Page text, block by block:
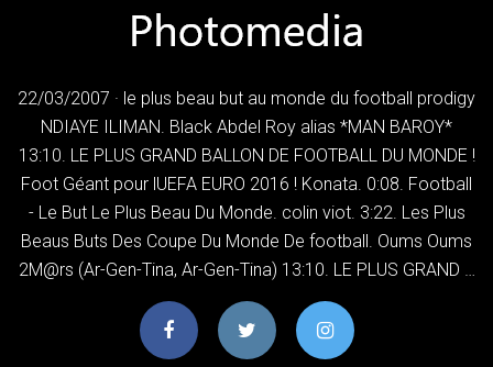
22/03/2007 · le plus beau but au monde du football prodigy
NDIAYE ILIMAN. Black Abdel Roy alias *MAN BAROY*
13:10. LE PLUS GRAND BALLON DE FOOTBALL DU MONDE !
Foot Géant pour lUEFA EURO 2016 ! Konata. 0:08. Football
- Le But Le Plus Beau Du Monde. colin viot. 3:22. Les Plus
Beaus Buts Des Coupe Du Monde De football. Oums Oums
2M@rs (Ar-Gen-Tina, Ar-Gen-Tina) 13:10. LE PLUS GRAND …